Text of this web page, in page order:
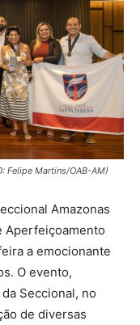
Felipe Martins/OAB-AM)
Amazonas
Aperfeiçoamento
a emocionante
O evento,
Seccional, no
de diversas